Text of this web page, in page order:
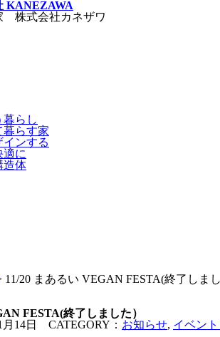
株式会社カネザワ
暮らし
暮らす家
インする
適に
造体
11/20 まあるい VEGAN FESTA(終了しま
FESTA(終了しました）
14日
CATEGORY： お知らせ, イベン